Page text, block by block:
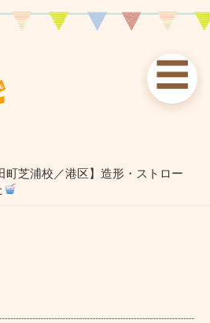
☰
えすこーと 各校案内
schools
町芝浦校／港区】造形・ストロー